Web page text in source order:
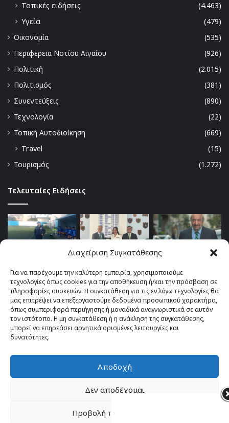
Διαχείριση Συγκατάθεσης
Για να παρέχουμε την καλύτερη εμπειρία, χρησιμοποιούμε
τεχνολογίες όπως cookies για την αποθήκευση ή/και την πρόσβαση σε
πληροφορίες συσκευών. Η συγκατάθεση για τις εν λόγω τεχνολογίες θα
μας επιτρέψει να επεξεργαστούμε δεδομένα προσωπικού χαρακτήρα,
όπως συμπεριφορά περιήγησης ή μοναδικά αναγνωριστικά σε αυτόν
τον ιστότοπο. Η μη συγκατάθεση ή η ανάκληση της συγκατάθεσης,
μπορεί να επηρεάσει αρνητικά ορισμένες λειτουργίες και
δυνατότητες.
Αποδοχή
Δεν αποδέχομαι
Προβολή προτιμήσεων
Τοπικές ειδήσεις
(4.463)
Υγεία
(479)
Οικονομία
(535)
Περιφερεια Νοτίου Αιγαίου
(926)
Πολιτική
(2.015)
Πολιτισμός
(381)
Συνεντεύξεις
(890)
Τεχνολογία
(22)
Τοπική Αυτοδιοίκηση
(669)
Travel
(15)
Τουρισμός
(1.272)
Τελευταίες Ειδήσεις
© Copyright 2026, All Rights Reserved |TOP fm 102.4